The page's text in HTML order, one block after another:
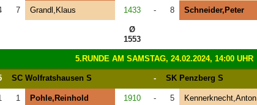
7 Grandl,Klaus 1433 - 8 Schneider,Peter
Ø
1553
5.RUNDE AM SAMSTAG, 24.02.2024, 14:00 UHR
SC Wolfratshausen S - SK Penzberg S
1 Pohle,Reinhold 1910 - 5 Kennerknecht,Anton